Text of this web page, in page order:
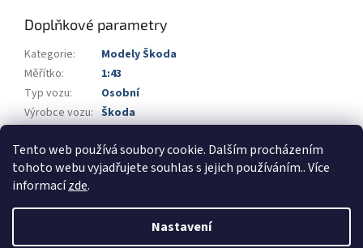
Tento web používá soubory cookie. Dalším procházením
tohoto webu vyjadřujete souhlas s jejich používáním.. Více
informacízde.
Nastavení
Doplňkové parametry
Kategorie:
Modely Škoda
Měřítko:
1:43
Typ vozu:
Osobní
Výrobce vozu: Škoda
Barva: světlá zelená metalíza
Vytvořil Shoptet